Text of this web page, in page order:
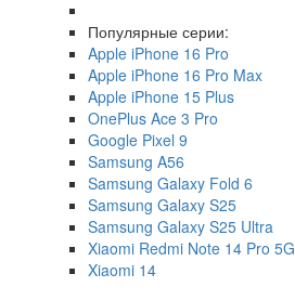
Популярные серии:
Apple iPhone 16 Pro
Apple iPhone 16 Pro Max
Apple iPhone 15 Plus
OnePlus Ace 3 Pro
Google Pixel 9
Samsung A56
Samsung Galaxy Fold 6
Samsung Galaxy S25
Samsung Galaxy S25 Ultra
Xiaomi Redmi Note 14 Pro 5G
Xiaomi 14